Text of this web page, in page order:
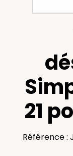
21
Référence :